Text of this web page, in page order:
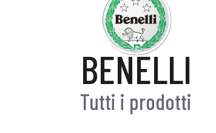
BENELLI
Tutti i prodotti